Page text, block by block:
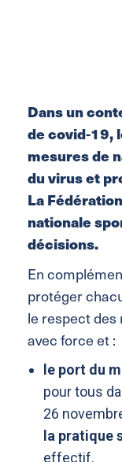
Dans un
de covid-19,
mesures de
du virus et
La
nationale
décisions.
En
protéger
le respect
avec force et :
le port du
pour tous
26
la pratique
effectif.